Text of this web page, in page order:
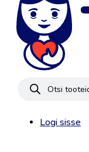
Products
search
Logi sisse